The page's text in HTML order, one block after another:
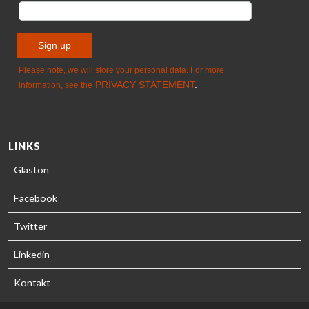
LINKS
Glaston
Facebook
Twitter
Linkedin
Kontakt